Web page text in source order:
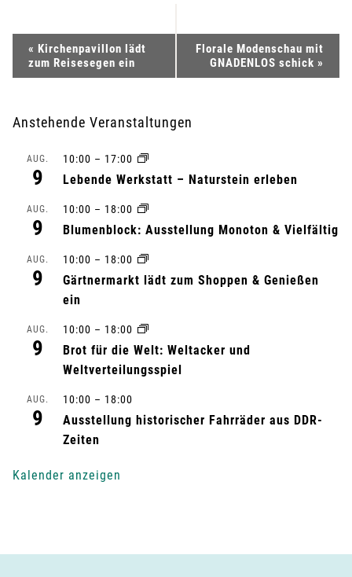
e
r
-
a
« Kirchenpavillon lädt
zum Reisesegen ein
Florale Modenschau mit
GNADENLOS schick »
Anstehende Veranstaltungen
AUG.
9
10:00 – 17:00
Lebende Werkstatt – Naturstein erleben
AUG.
9
10:00 – 18:00
Blumenblock: Ausstellung Monoton & Vielfältig
AUG.
9
10:00 – 18:00
Gärtnermarkt lädt zum Shoppen & Genießen
ein
AUG.
9
10:00 – 18:00
Brot für die Welt: Weltacker und
Weltverteilungsspiel
AUG.
9
10:00 – 18:00
Ausstellung historischer Fahrräder aus DDR-
Zeiten
Kalender anzeigen